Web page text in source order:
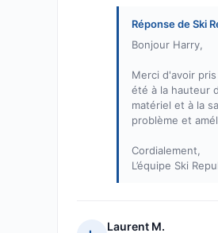
Réponse de Ski
Bonjour Harry,
Merci d'avoir
été à la hauteur
matériel et à la
problème et
Cordialement,
L’équipe Ski
Laurent M.